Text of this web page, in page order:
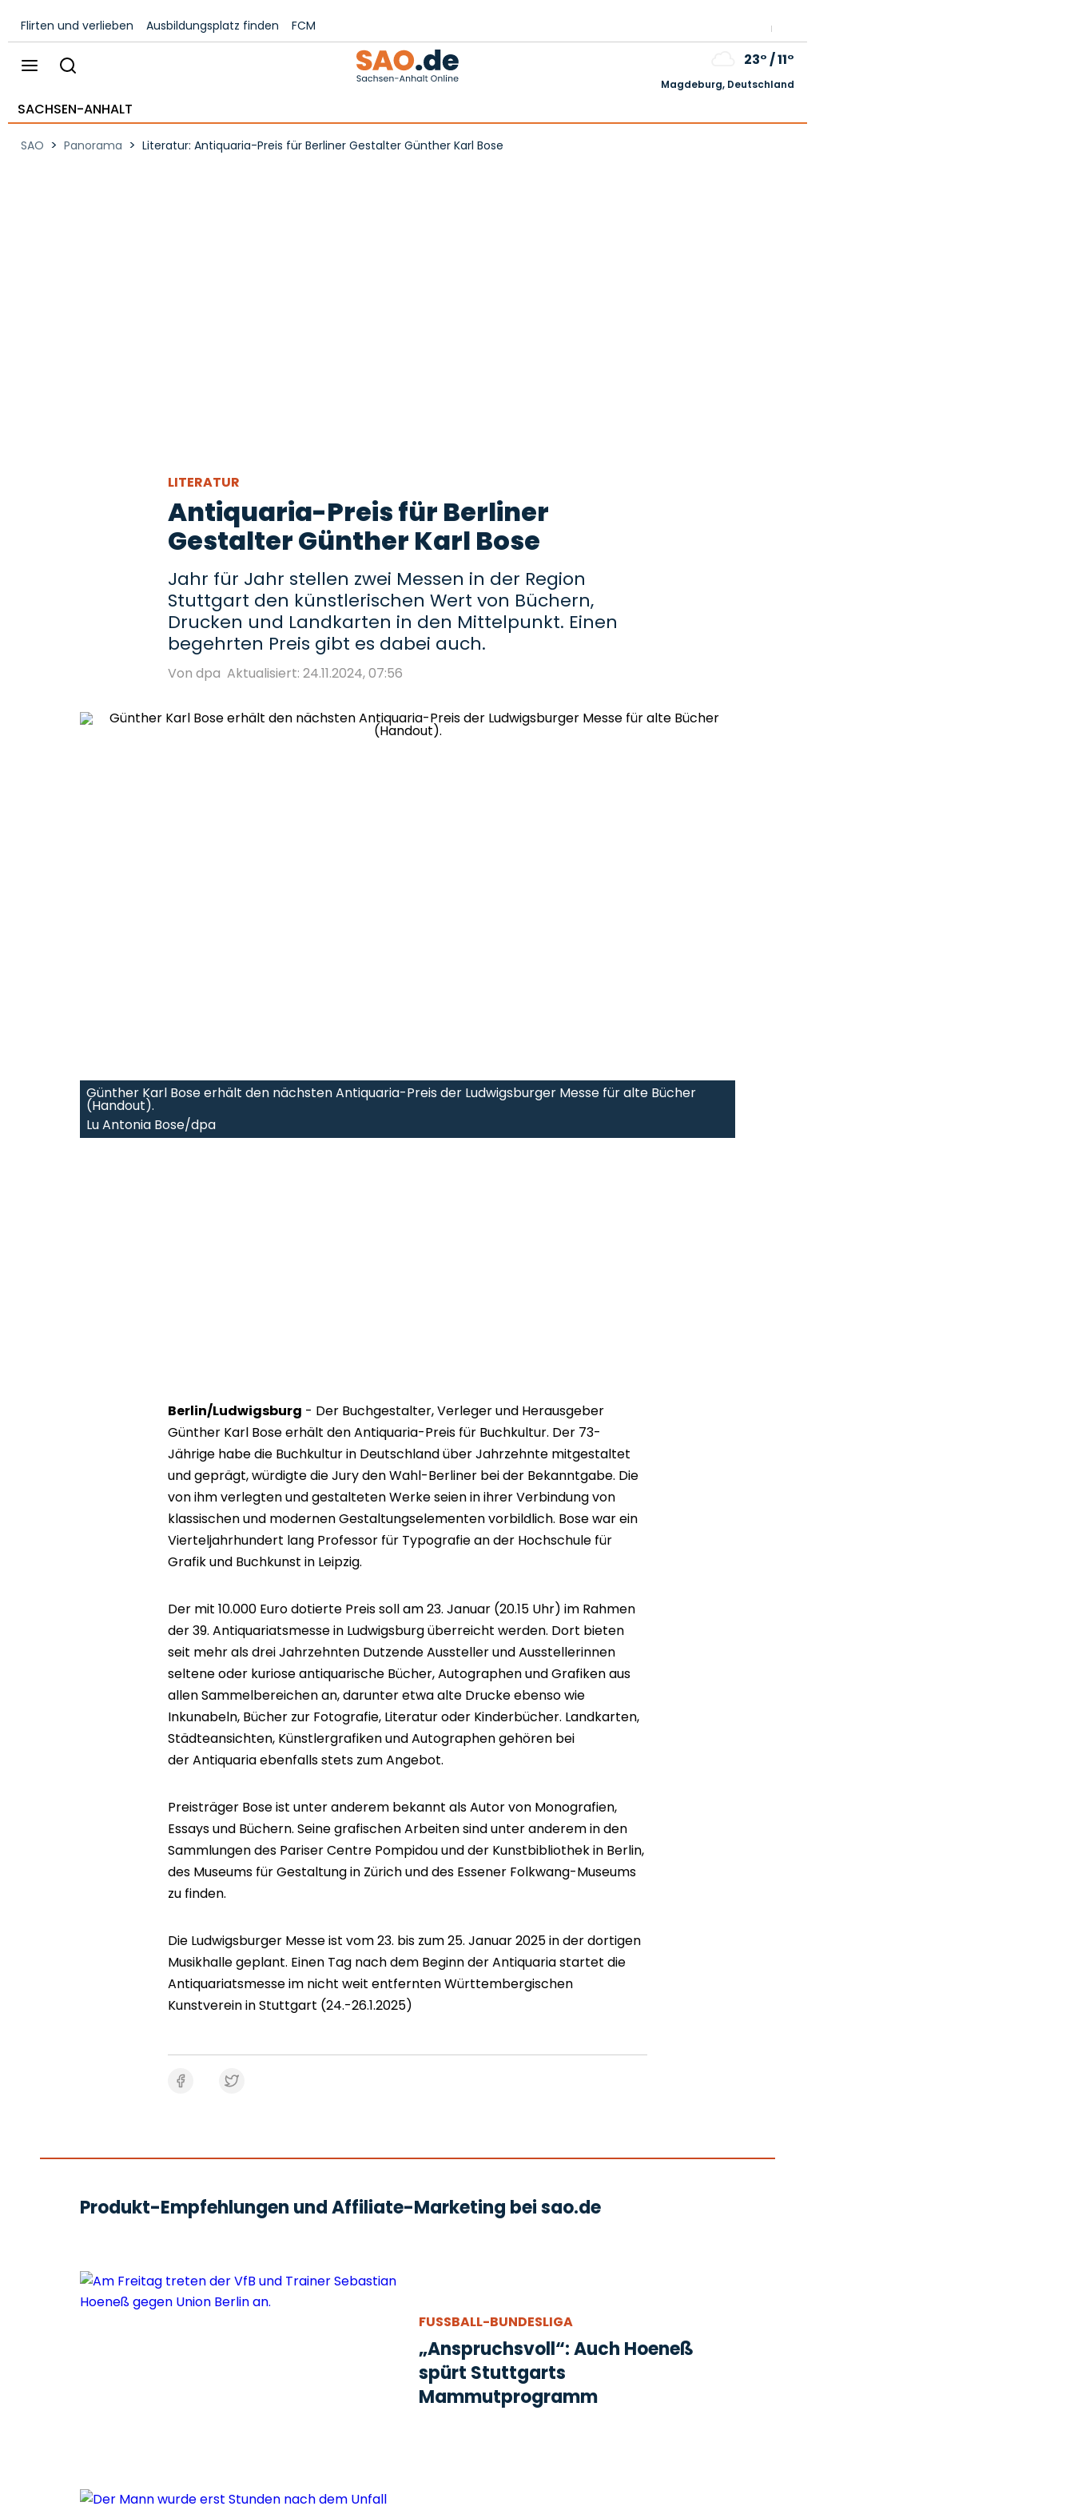
Flirten und verlieben Ausbildungsplatz finden FCM
23°/11°
Magdeburg, Deutschland
SACHSEN-ANHALT
SAO > Panorama > Literatur: Antiquaria-Preis für Berliner Gestalter Günther Karl Bose
LITERATUR
Antiquaria-Preis für Berliner
Gestalter Günther Karl Bose
Jahr für Jahr stellen zwei Messen in der Region
Stuttgart den künstlerischen Wert von Büchern,
Drucken und Landkarten in den Mittelpunkt. Einen
begehrten Preis gibt es dabei auch.
Von dpa Aktualisiert: 24.11.2024, 07:56
Günther Karl Bose erhält den nächsten Antiquaria-Preis der Ludwigsburger Messe für alte Bücher
(Handout).
Lu Antonia Bose/dpa
Berlin/Ludwigsburg - Der Buchgestalter, Verleger und Herausgeber
Günther Karl Bose erhält den Antiquaria-Preis für Buchkultur. Der 73-
Jährige habe die Buchkultur in Deutschland über Jahrzehnte mitgestaltet
und geprägt, würdigte die Jury den Wahl-Berliner bei der Bekanntgabe. Die
von ihm verlegten und gestalteten Werke seien in ihrer Verbindung von
klassischen und modernen Gestaltungselementen vorbildlich. Bose war ein
Vierteljahrhundert lang Professor für Typografie an der Hochschule für
Grafik und Buchkunst in Leipzig.
Der mit 10.000 Euro dotierte Preis soll am 23. Januar (20.15 Uhr) im Rahmen
der 39. Antiquariatsmesse in Ludwigsburg überreicht werden. Dort bieten
seit mehr als drei Jahrzehnten Dutzende Aussteller und Ausstellerinnen
seltene oder kuriose antiquarische Bücher, Autographen und Grafiken aus
allen Sammelbereichen an, darunter etwa alte Drucke ebenso wie
Inkunabeln, Bücher zur Fotografie, Literatur oder Kinderbücher. Landkarten,
Städteansichten, Künstlergrafiken und Autographen gehören bei
der Antiquaria ebenfalls stets zum Angebot.
Preisträger Bose ist unter anderem bekannt als Autor von Monografien,
Essays und Büchern. Seine grafischen Arbeiten sind unter anderem in den
Sammlungen des Pariser Centre Pompidou und der Kunstbibliothek in Berlin,
des Museums für Gestaltung in Zürich und des Essener Folkwang-Museums
zu finden.
Die Ludwigsburger Messe ist vom 23. bis zum 25. Januar 2025 in der dortigen
Musikhalle geplant. Einen Tag nach dem Beginn der Antiquaria startet die
Antiquariatsmesse im nicht weit entfernten Württembergischen
Kunstverein in Stuttgart (24.-26.1.2025)
Produkt-Empfehlungen und Affiliate-Marketing bei sao.de
FUSSBALL-BUNDESLIGA
„Anspruchsvoll“: Auch Hoeneß
spürt Stuttgarts
Mammutprogramm